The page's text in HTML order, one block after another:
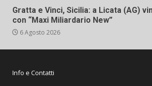
Gratta e Vinci, Sicilia: a Licata (AG)
con “Maxi Miliardario New”
6 Agosto 2026
Info e Contatti